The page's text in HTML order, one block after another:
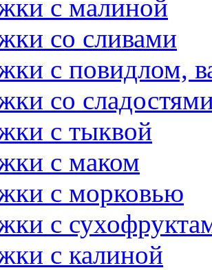
с малиной
со сливами
с повидлом,
со
с тыквой
с маком
с морковью
с
с калиной